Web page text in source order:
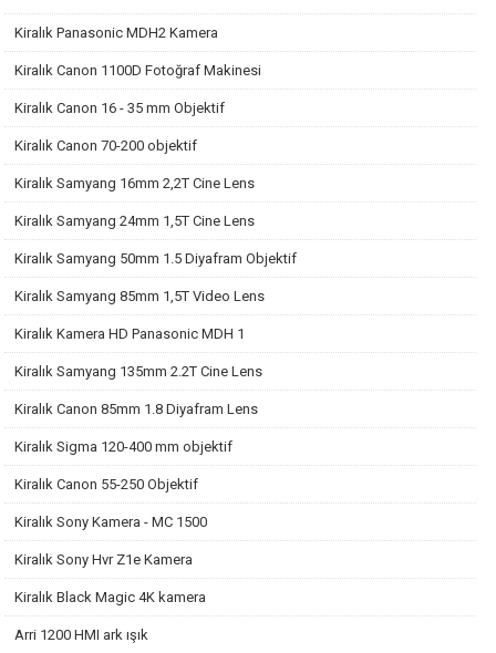
Kiralık Panasonic MDH2 Kamera
Kiralık Canon 1100D Fotoğraf Makinesi
Kiralık Canon 16 - 35 mm Objektif
Kiralık Canon 70-200 objektif
Kiralık Samyang 16mm 2,2T Cine Lens
Kiralık Samyang 24mm 1,5T Cine Lens
Kiralık Samyang 50mm 1.5 Diyafram Objektif
Kiralık Samyang 85mm 1,5T Video Lens
Kiralık Kamera HD Panasonic MDH 1
Kiralık Samyang 135mm 2.2T Cine Lens
Kiralık Canon 85mm 1.8 Diyafram Lens
Kiralık Sigma 120-400 mm objektif
Kiralık Canon 55-250 Objektif
Kiralık Sony Kamera - MC 1500
Kiralık Sony Hvr Z1e Kamera
Kiralık Black Magic 4K kamera
Arri 1200 HMI ark ışık